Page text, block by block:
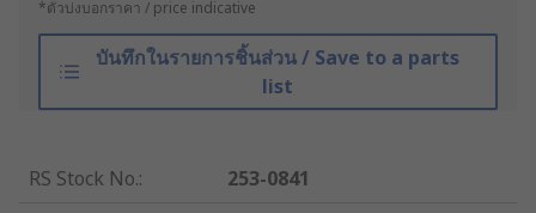
*ตัวบ่งบอกราคา / price indicative
บันทึกในรายการชิ้นส่วน / Save to a parts
list
RS Stock No.:
253-0841